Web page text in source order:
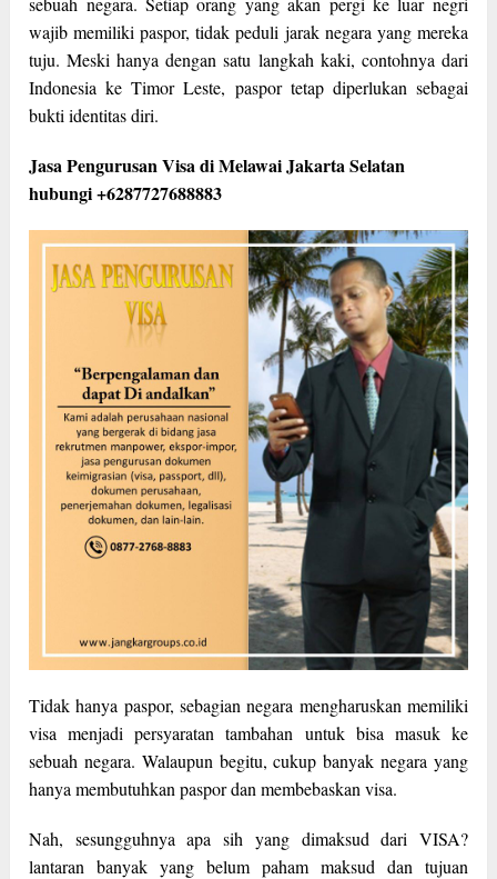
wajib memiliki paspor, tidak peduli jarak negara yang mereka
tuju. Meski hanya dengan satu langkah kaki, contohnya dari
Indonesia ke Timor Leste, paspor tetap diperlukan sebagai
bukti identitas diri.
Jasa Pengurusan Visa di Melawai Jakarta Selatan
hubungi +6287727688883
Tidak hanya paspor, sebagian negara mengharuskan memiliki
visa menjadi persyaratan tambahan untuk bisa masuk ke
sebuah negara. Walaupun begitu, cukup banyak negara yang
hanya membutuhkan paspor dan membebaskan visa.
Nah, sesungguhnya apa sih yang dimaksud dari VISA?
lantaran banyak yang belum paham maksud dan tujuan